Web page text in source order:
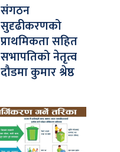
संगठन
सुदृढीकरणको
प्राथमिकता सहित
सभापतिको नेतृत्व
दौडमा कुमार श्रेष्ठ